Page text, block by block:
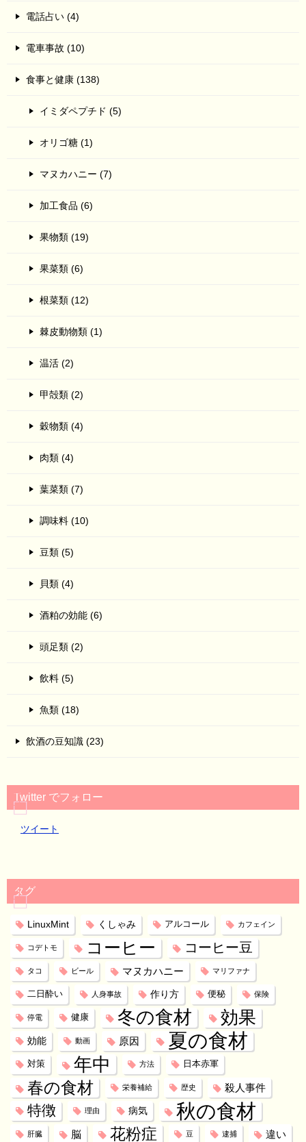
電話占い (4)
電車事故 (10)
食事と健康 (138)
イミダペプチド (5)
オリゴ糖 (1)
マヌカハニー (7)
加工食品 (6)
果物類 (19)
果菜類 (6)
根菜類 (12)
棘皮動物類 (1)
温活 (2)
甲殻類 (2)
穀物類 (4)
肉類 (4)
葉菜類 (7)
調味料 (10)
豆類 (5)
貝類 (4)
酒粕の効能 (6)
頭足類 (2)
飲料 (5)
魚類 (18)
飲酒の豆知識 (23)
Twitter でフォロー
ツイート
タグ
LinuxMint くしゃみ アルコール カフェイン
コデトモ コーヒー コーヒー豆
タコ ビール マヌカハニー マリファナ
二日酔い 人身事故 作り方 便秘 保険
停電 健康 冬の食材 効果
効能 動画 原因 夏の食材
対策 年中 方法 日本赤軍
春の食材 栄養補給 歴史 殺人事件
特徴 理由 病気 秋の食材
肝臓 脳 花粉症 豆 逮捕 違い